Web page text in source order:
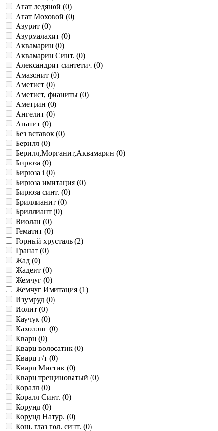
Агат ледяной (0)
Агат Моховой (0)
Азурит (0)
Азурмалахит (0)
Аквамарин (0)
Аквамарин Синт. (0)
Александрит синтетич (0)
Амазонит (0)
Аметист (0)
Аметист, фианиты (0)
Аметрин (0)
Ангелит (0)
Апатит (0)
Без вставок (0)
Берилл (0)
Берилл,Морганит,Аквамарин (0)
Бирюза (0)
Бирюза i (0)
Бирюза имитация (0)
Бирюза синт. (0)
Бриллианит (0)
Бриллиант (0)
Виолан (0)
Гематит (0)
Горный хрусталь (2)
Гранат (0)
Жад (0)
Жадеит (0)
Жемчуг (0)
Жемчуг Имитация (1)
Изумруд (0)
Иолит (0)
Каучук (0)
Кахолонг (0)
Кварц (0)
Кварц волосатик (0)
Кварц г/т (0)
Кварц Мистик (0)
Кварц трещиноватый (0)
Коралл (0)
Коралл Синт. (0)
Корунд (0)
Корунд Натур. (0)
Кош. глаз гол. синт. (0)